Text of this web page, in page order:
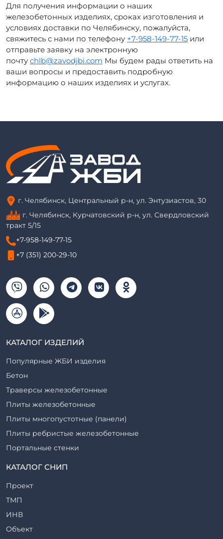
Для получения информации о наших
железобетонных изделиях, сроках изготовления и
условиях доставки по Челябинску, пожалуйста,
свяжитесь с нами по телефону +7-958-149-77-15 или
отправьте заявку на электронную
почту chlb@zavodjbi.com Мы будем рады ответить на
ваши вопросы и предоставить подробную
информацию о наших изделиях и услугах.
г. Челябинск, Центральный р-н, ул. Энтузиастов, 30
г. Челябинск, Курчатовский р-н, ул. Свердловский
тракт 5/15
+7-958-149-77-15
+7 (351) 200-29-10
КАТАЛОГ ИЗДЕЛИЙ
Популярные ЖБИ изделия
Бетон
Траверсы железобетонные
Плиты железобетонные
Плиты многопустотные (панели)
Плиты ребристые железобетонные
Портальные стенки
Прогоны железобетонные
Ригели железобетонные
Сваи железобетонные
Стеновые блоки
Стойки железобетонные
КАТАЛОГ СНИП
Проект
ТМП
ИНВ
Объект